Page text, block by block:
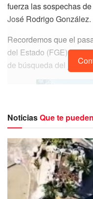
fuerza las sospechas
José Rodrigo González.
Recordemos que el
del Estado (FGE)
de búsqueda del joven
La angustia de la
acrecentado el lunes 6
NoticiasQue te